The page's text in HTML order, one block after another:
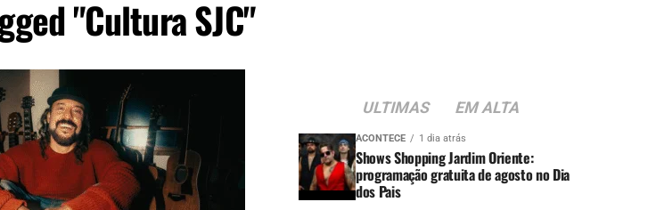
"Cultura SJC"
ULTIMAS EM ALTA
ACONTECE 1 dia atrás
Shows Shopping Jardim Oriente:
programação gratuita de agosto no Dia
dos Pais